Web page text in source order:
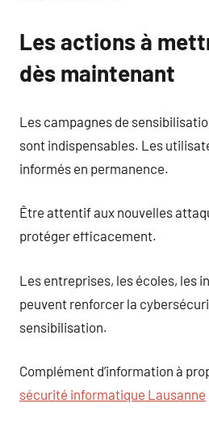
Les actions à
dès maintenant
Les campagnes de
sont indispensables. Les
informés en permanence.
Être attentif aux nouvelles
protéger efficacement.
Les entreprises, les écoles, les
peuvent renforcer la
sensibilisation.
Complément d’information à
sécurité informatique Lausanne